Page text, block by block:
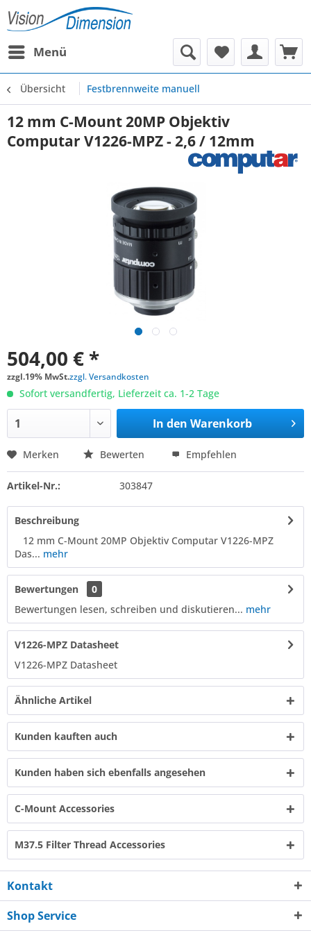
Menü
Übersicht Festbrennweite manuell
12 mm C-Mount 20MP Objektiv
Computar V1226-MPZ - 2,6 / 12mm
504,00 € *
zzgl.19% MwSt.zzgl. Versandkosten
Sofort versandfertig, Lieferzeit ca. 1-2 Tage
In den Warenkorb
Merken Bewerten Empfehlen
Artikel-Nr.: 303847
Beschreibung
12 mm C-Mount 20MP Objektiv Computar V1226-MPZ
Das... mehr
Bewertungen
0
Bewertungen lesen, schreiben und diskutieren... mehr
V1226-MPZ Datasheet
V1226-MPZ Datasheet​
Ähnliche Artikel
Kunden kauften auch
Kunden haben sich ebenfalls angesehen
C-Mount Accessories
M37.5 Filter Thread Accessories
Kontakt
Shop Service